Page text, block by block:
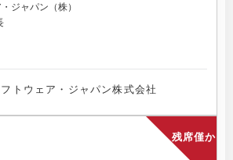
ジャパン（株）
トウェア・ジャパン株式会社
残席僅か